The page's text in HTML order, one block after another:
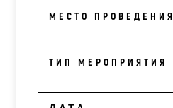
МЕСТО ПРОВЕДЕНИЯ
ТИП МЕРОПРИЯТИЯ